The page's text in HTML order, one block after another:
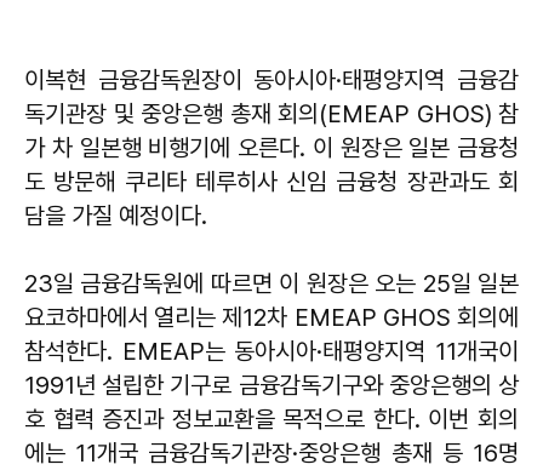
이복현 금융감독원장이 동아시아·태평양지역 금융감
독기관장 및 중앙은행 총재 회의(EMEAP GHOS) 참
가 차 일본행 비행기에 오른다. 이 원장은 일본 금융청
도 방문해 쿠리타 테루히사 신임 금융청 장관과도 회
담을 가질 예정이다.
23일 금융감독원에 따르면 이 원장은 오는 25일 일본
요코하마에서 열리는 제12차 EMEAP GHOS 회의에
참석한다. EMEAP는 동아시아·태평양지역 11개국이
1991년 설립한 기구로 금융감독기구와 중앙은행의 상
호 협력 증진과 정보교환을 목적으로 한다. 이번 회의
에는 11개국 금융감독기관장·중앙은행 총재 등 16명